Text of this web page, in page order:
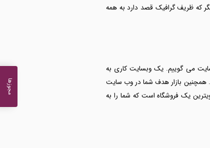
مجوزها
که ظریف گرافیک قصد دارد به همه
می گوییم. یک وبسایت کاری به
همچنین بازار هدف شما در وب سایت
یک فروشگاه است که شما را به